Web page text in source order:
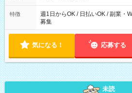
特徴
週1日からOK / 日払いOK / 副業・
募集
気になる！ 応募する
未読